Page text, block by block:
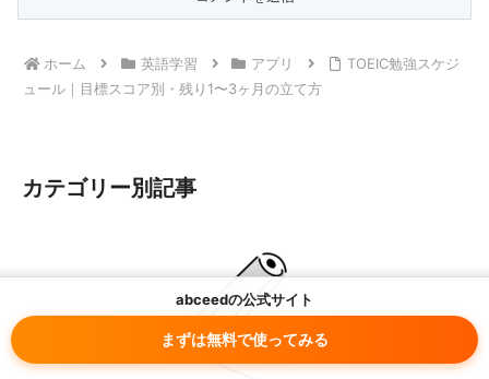
abceedの公式サイト
まずは無料で使ってみる
ホーム 英語学習 アプリ
TOEIC勉強スケジ
ュール｜目標スコア別・残り1〜3ヶ月の立て方
カテゴリー別記事